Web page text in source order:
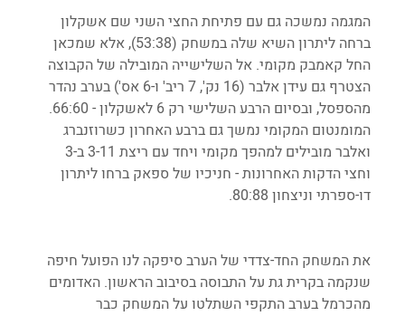
המגמה נמשכה גם עם פתיחת החצי השני שם אשקלון
ברחה ליתרון השיא שלה במשחק (53:38), אלא שמכאן
החל קאמבק מקומי. אל השלישייה המובילה של הקבוצה
הצטרף גם עידן אלבר (16 נק', 7 ריב' ו-6 אס') בערב נהדר
מהספסל, ובסיום הרבע השלישי רק 6 לאשקלון - 66:60.
המומנטום המקומי נמשך גם ברבע האחרון כשרוזנברג
וחצי הדקות האחרונות - חניכיו של ספאק ברחו ליתרון
דו-ספרתי וניצחון 80:88.
את המשחק החד-צדדי של הערב סיפקה לנו הפועל חיפה
שנקמה בקרית גת על התבוסה בסיבוב הראשון. האדומים
מהכרמל בערב התקפי השתלטו על המשחק כבר